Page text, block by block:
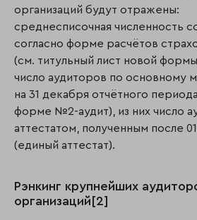
организаций будут отражены:
среднесписочная численность
согласно форме расчётов
(см. титульный лист новой формы
число аудиторов по основному
на 31 декабря отчётного
форме №2-аудит), из них число
аттестатом, полученным после
(единый аттестат).
Рэнкинг крупнейших
организаций[2]